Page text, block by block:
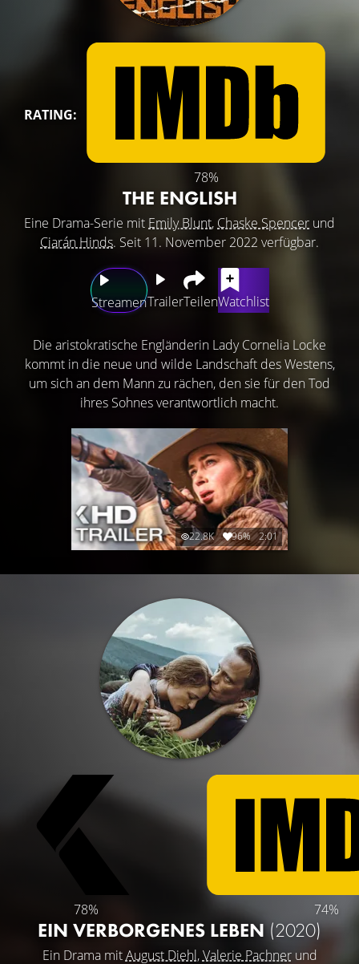
RATING:
78%
THE ENGLISH
Eine Drama-Serie mit Emily Blunt, Chaske Spencer und
Ciarán Hinds. Seit 11. November 2022 verfügbar.
StreamenTrailerTeilenWatchlist
Die aristokratische Engländerin Lady Cornelia Locke
kommt in die neue und wilde Landschaft des Westens,
um sich an dem Mann zu rächen, den sie für den Tod
ihres Sohnes verantwortlich macht.
22.8K 96% 2:01
78% 74%
EIN VERBORGENES LEBEN(2020)
Ein Drama mitAugust Diehl,Valerie Pachnerund